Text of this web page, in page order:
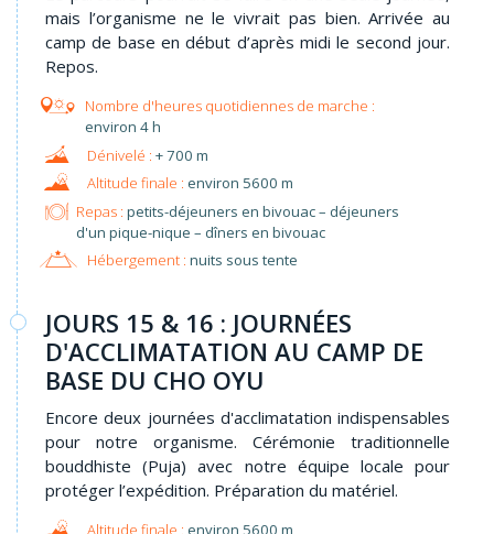
mais l’organisme ne le vivrait pas bien. Arrivée au
camp de base en début d’après midi le second jour.
Repos.
environ 4 h
+ 700 m
environ 5600 m
Repas : petits-déjeuners en bivouac – déjeuners
d'un pique-nique – dîners en bivouac
Hébergement : nuits sous tente
JOURS 15 & 16 : JOURNÉES
D'ACCLIMATATION AU CAMP DE
BASE DU CHO OYU
Encore deux journées d'acclimatation indispensables
pour notre organisme. Cérémonie traditionnelle
bouddhiste (Puja) avec notre équipe locale pour
protéger l’expédition. Préparation du matériel.
environ 5600 m